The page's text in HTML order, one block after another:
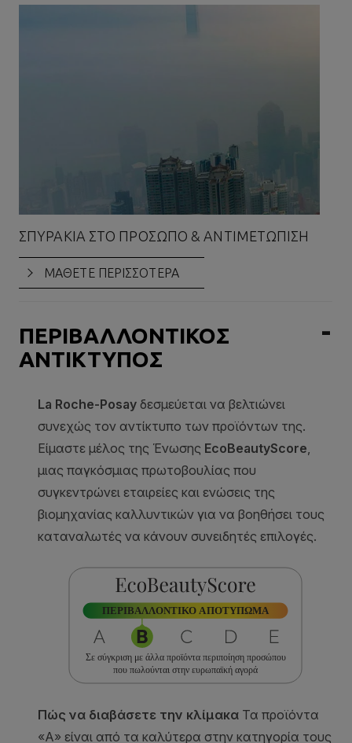
ΣΠΥΡΆΚΙΑ ΣΤΟ ΠΡΌΣΩΠΟ & ΑΝΤΙΜΕΤΏΠΙΣΗ
ΜΑΘΕΤΕ ΠΕΡΙΣΣΟΤΕΡΑ
ΠΕΡΙΒΑΛΛΟΝΤΙΚΟΣ
ΑΝΤΙΚΤΥΠΟΣ